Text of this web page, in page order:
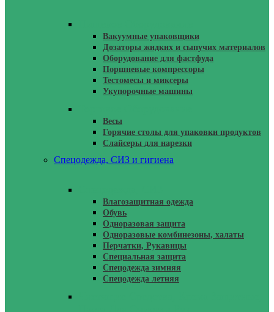
Вакуумные упаковщики
Дозаторы жидких и сыпучих материалов
Оборудование для фастфуда
Поршневые компрессоры
Тестомесы и миксеры
Укупорочные машины
Весы
Горячие столы для упаковки продуктов
Слайсеры для нарезки
Спецодежда, СИЗ и гигиена
Влагозащитная одежда
Обувь
Одноразовая защита
Одноразовые комбинезоны, халаты
Перчатки, Рукавицы
Специальная защита
Спецодежда зимняя
Спецодежда летняя